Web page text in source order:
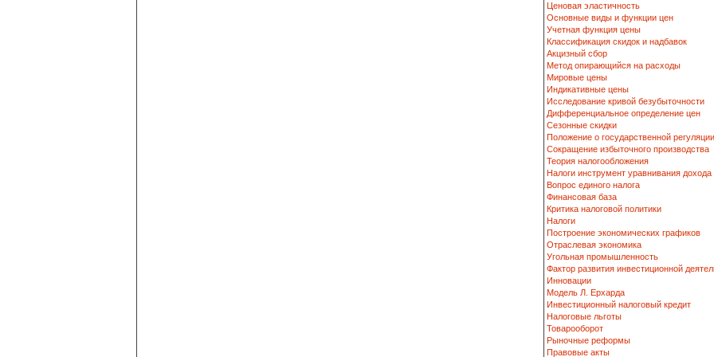
Ценовая эластичность
Основные виды и функции цен
Учетная функция цены
Классификация скидок и надбавок
Акцизный сбор
Метод опирающийся на расходы
Мировые цены
Индикативные цены
Исследование кривой безубыточности
Дифференциальное определение цен
Сезонные скидки
Положение о государственной регуляции
Сокращение избыточного производства
Теория налогообложения
Налоги инструмент уравнивания дохода
Вопрос единого налога
Финансовая база
Критика налоговой политики
Налоги
Построение экономических графиков
Отраслевая экономика
Угольная промышленность
Фактор развития инвестиционной
Инновации
Модель Л. Ерхарда
Инвестиционный налоговый кредит
Налоговые льготы
Товарооборот
Рыночные реформы
Правовые акты